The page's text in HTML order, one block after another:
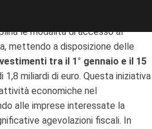
Finanze ha recentemente
le modalità di accesso al
mettendo a disposizione delle
tra il 1° gennaio e il 15
1,8 miliardi di euro. Questa iniziativa
economiche nel
alle imprese interessate la
agevolazioni fiscali. In